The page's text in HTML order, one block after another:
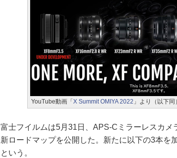
YouTube動画「 X Summit OMIYA 2022 」より（以下同）
富士フイルムは5月31日、APS-Cミラーレスカメ
新ロードマップを公開した。新たに以下の3本を
という。